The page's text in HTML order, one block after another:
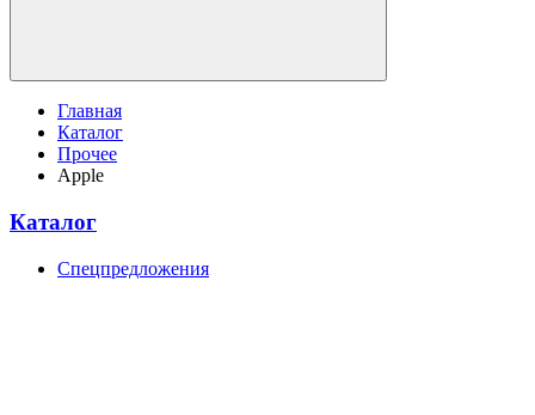
Главная
Каталог
Прочее
Apple
Каталог
Спецпредложения